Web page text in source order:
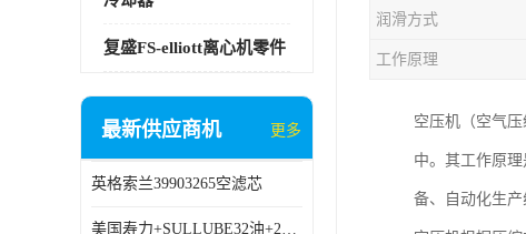
复盛FS-elliott离心机零件
最新供应商机 更多
英格索兰39903265空滤芯
美国寿力+SULLUBE32油+250022-669
润滑方式
工作原理
空压机（空气
中。其工作原
备、自动化生产